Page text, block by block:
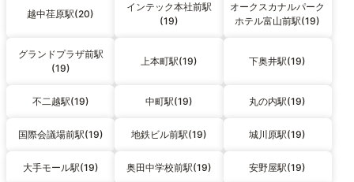
越中荏原駅(20)
インテック本社前駅
(19)
オークスカナルパーク
ホテル富山前駅(19)
グランドプラザ前駅
(19)
上本町駅(19) 下奥井駅(19)
不二越駅(19) 中町駅(19) 丸の内駅(19)
国際会議場前駅(19) 地鉄ビル前駅(19) 城川原駅(19)
大手モール駅(19) 奥田中学校前駅(19) 安野屋駅(19)